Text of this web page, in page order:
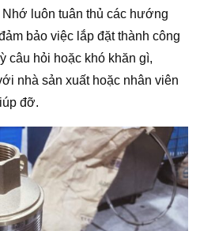
Nhớ luôn tuân thủ các hướng
bảo việc lắp đặt thành công
câu hỏi hoặc khó khăn gì,
nhà sản xuất hoặc nhân viên
đỡ.